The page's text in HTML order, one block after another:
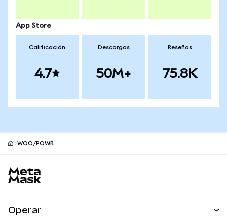
App Store
Calificación
4.7
Descargas
50M+
Reseñas
75.8K
WOO/POWR
Operar